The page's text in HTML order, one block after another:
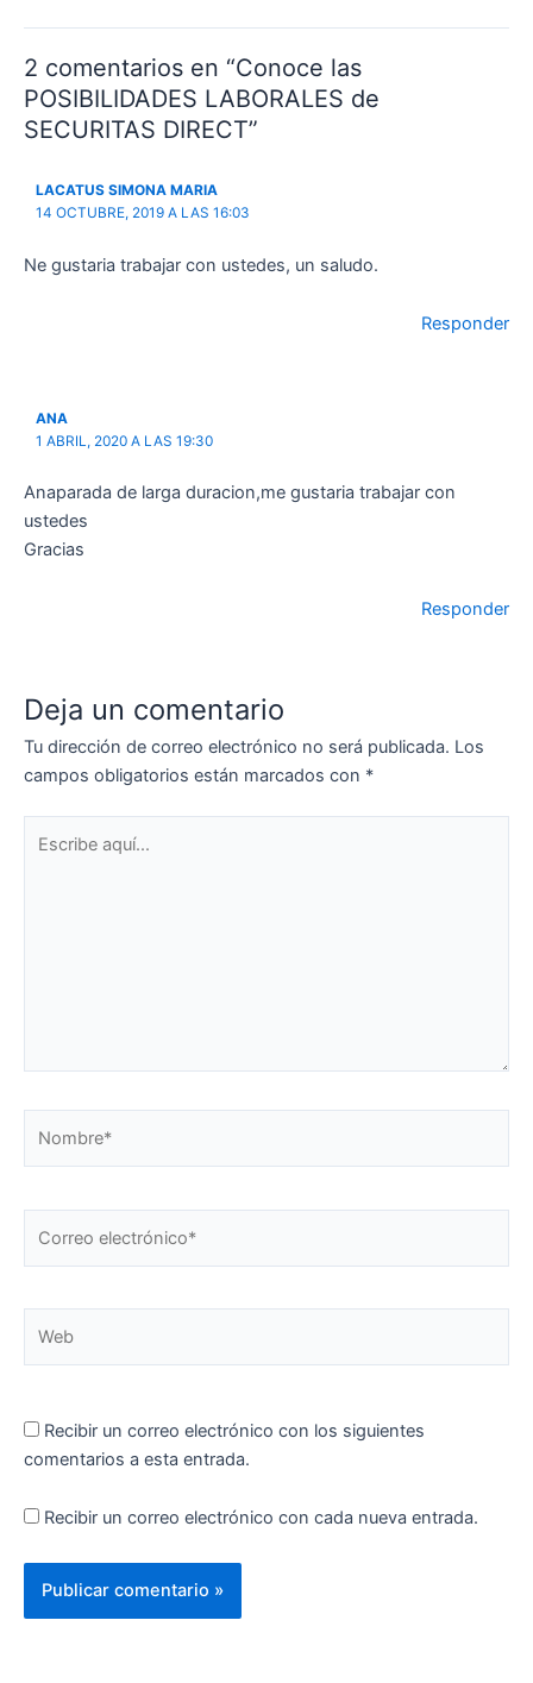
2 comentarios en “Conoce las
POSIBILIDADES LABORALES de
SECURITAS DIRECT”
LACATUS SIMONA MARIA
14 OCTUBRE, 2019 A LAS 16:03
Ne gustaria trabajar con ustedes, un saludo.
Responder
ANA
1 ABRIL, 2020 A LAS 19:30
Anaparada de larga duracion,me gustaria trabajar con
ustedes
Gracias
Responder
Deja un comentario
Tu dirección de correo electrónico no será publicada. Los
campos obligatorios están marcados con *
aquí...
electrónico*
Recibir un correo electrónico con los siguientes
comentarios a esta entrada.
Recibir un correo electrónico con cada nueva entrada.